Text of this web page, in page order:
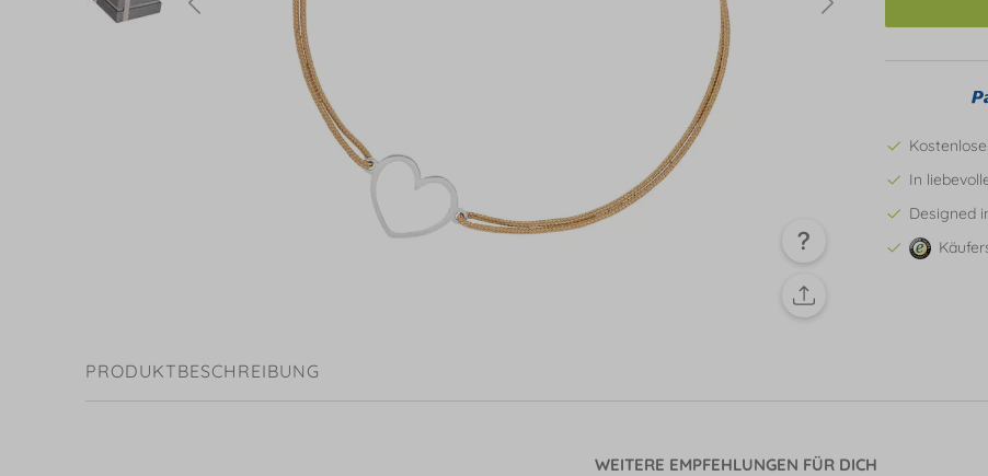
In
Designed
PRODUKTBESCHREIBUNG
WEITERE EMPFEHLUNGEN FÜR DICH